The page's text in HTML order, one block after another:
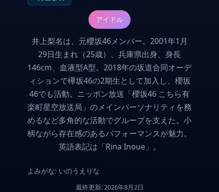
アイドル
井上梨名は、元櫻坂46メンバー。2001年1月
29日生まれ（25歳）、兵庫県出身、身長
146cm、血液型A型。2018年の坂道合同オーデ
ィションで欅坂46の2期生として加入し、櫻坂
46でも活動。ニッポン放送「櫻坂46 こちら有
楽町星空放送局」のメインパーソナリティを務
めるなど多角的な活動でグループを支えた。小
柄ながら存在感のあるパフォーマンスが魅力。
英語表記は「Rina Inoue」。
よみがな: いのうえりな
最終更新: 2026年8月2日